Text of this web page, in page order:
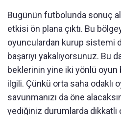
Bugünün futbolunda sonuç
etkisi ön plana çıktı. Bu
oyunculardan kurup sistemi
başarıyı yakalıyorsunuz. Bu
beklerinin yine iki yönlü oyun
ilgili. Çünkü orta saha odaklı
savunmanızı da öne
yediğiniz durumlarda dikkatli